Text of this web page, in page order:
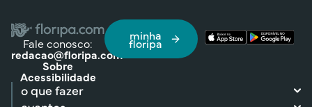
Fale conosco:
redacao@floripa.com
Sobre
Acessibilidade
minha
floripa
o que fazer